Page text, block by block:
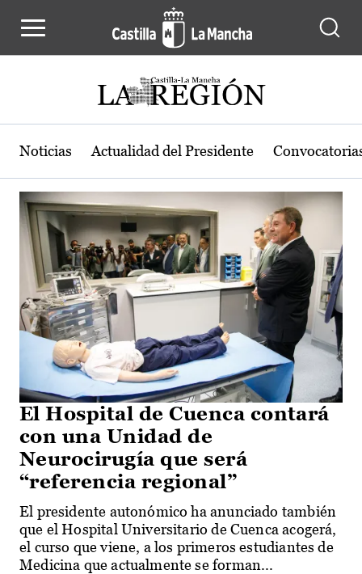
Actualidad de la región de Castilla-
Noticias Actualidad del Presidente
El Hospital de Cuenca contará
con una Unidad de
Neurocirugía que será
“referencia regional”
El presidente autonómico ha anunciado también
que el Hospital Universitario de Cuenca acogerá,
el curso que viene, a los primeros estudiantes de
Medicina que actualmente se forman...